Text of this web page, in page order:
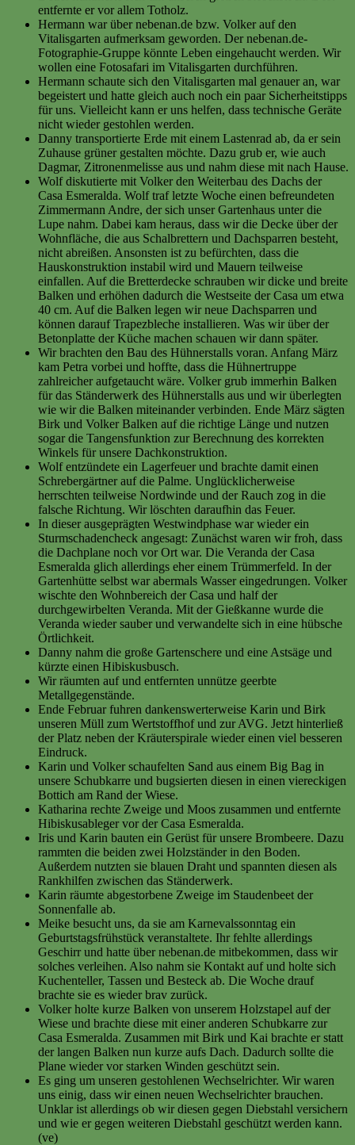
entfernte er vor allem Totholz.
Hermann war über nebenan.de bzw. Volker auf den
Vitalisgarten aufmerksam geworden. Der nebenan.de-
Fotographie-Gruppe könnte Leben eingehaucht werden. Wir
wollen eine Fotosafari im Vitalisgarten durchführen.
Hermann schaute sich den Vitalisgarten mal genauer an, war
begeistert und hatte gleich auch noch ein paar Sicherheitstipps
für uns. Vielleicht kann er uns helfen, dass technische Geräte
nicht wieder gestohlen werden.
Danny transportierte Erde mit einem Lastenrad ab, da er sein
Zuhause grüner gestalten möchte. Dazu grub er, wie auch
Dagmar, Zitronenmelisse aus und nahm diese mit nach Hause.
Wolf diskutierte mit Volker den Weiterbau des Dachs der
Casa Esmeralda. Wolf traf letzte Woche einen befreundeten
Zimmermann Andre, der sich unser Gartenhaus unter die
Lupe nahm. Dabei kam heraus, dass wir die Decke über der
Wohnfläche, die aus Schalbrettern und Dachsparren besteht,
nicht abreißen. Ansonsten ist zu befürchten, dass die
Hauskonstruktion instabil wird und Mauern teilweise
einfallen. Auf die Bretterdecke schrauben wir dicke und breite
Balken und erhöhen dadurch die Westseite der Casa um etwa
40 cm. Auf die Balken legen wir neue Dachsparren und
können darauf Trapezbleche installieren. Was wir über der
Betonplatte der Küche machen schauen wir dann später.
Wir brachten den Bau des Hühnerstalls voran. Anfang März
kam Petra vorbei und hoffte, dass die Hühnertruppe
zahlreicher aufgetaucht wäre. Volker grub immerhin Balken
für das Ständerwerk des Hühnerstalls aus und wir überlegten
wie wir die Balken miteinander verbinden. Ende März sägten
Birk und Volker Balken auf die richtige Länge und nutzen
sogar die Tangensfunktion zur Berechnung des korrekten
Winkels für unsere Dachkonstruktion.
Wolf entzündete ein Lagerfeuer und brachte damit einen
Schrebergärtner auf die Palme. Unglücklicherweise
herrschten teilweise Nordwinde und der Rauch zog in die
falsche Richtung. Wir löschten daraufhin das Feuer.
In dieser ausgeprägten Westwindphase war wieder ein
Sturmschadencheck angesagt: Zunächst waren wir froh, dass
die Dachplane noch vor Ort war. Die Veranda der Casa
Esmeralda glich allerdings eher einem Trümmerfeld. In der
Gartenhütte selbst war abermals Wasser eingedrungen. Volker
wischte den Wohnbereich der Casa und half der
durchgewirbelten Veranda. Mit der Gießkanne wurde die
Veranda wieder sauber und verwandelte sich in eine hübsche
Örtlichkeit.
Danny nahm die große Gartenschere und eine Astsäge und
kürzte einen Hibiskusbusch.
Wir räumten auf und entfernten unnütze geerbte
Metallgegenstände.
Ende Februar fuhren dankenswerterweise Karin und Birk
unseren Müll zum Wertstoffhof und zur AVG. Jetzt hinterließ
der Platz neben der Kräuterspirale wieder einen viel besseren
Eindruck.
Karin und Volker schaufelten Sand aus einem Big Bag in
unsere Schubkarre und bugsierten diesen in einen viereckigen
Bottich am Rand der Wiese.
Katharina rechte Zweige und Moos zusammen und entfernte
Hibiskusableger vor der Casa Esmeralda.
Iris und Karin bauten ein Gerüst für unsere Brombeere. Dazu
rammten die beiden zwei Holzständer in den Boden.
Außerdem nutzten sie blauen Draht und spannten diesen als
Rankhilfen zwischen das Ständerwerk.
Karin räumte abgestorbene Zweige im Staudenbeet der
Sonnenfalle ab.
Meike besucht uns, da sie am Karnevalssonntag ein
Geburtstagsfrühstück veranstaltete. Ihr fehlte allerdings
Geschirr und hatte über nebenan.de mitbekommen, dass wir
solches verleihen. Also nahm sie Kontakt auf und holte sich
Kuchenteller, Tassen und Besteck ab. Die Woche drauf
brachte sie es wieder brav zurück.
Volker holte kurze Balken von unserem Holzstapel auf der
Wiese und brachte diese mit einer anderen Schubkarre zur
Casa Esmeralda. Zusammen mit Birk und Kai brachte er statt
der langen Balken nun kurze aufs Dach. Dadurch sollte die
Plane wieder vor starken Winden geschützt sein.
Es ging um unseren gestohlenen Wechselrichter. Wir waren
uns einig, dass wir einen neuen Wechselrichter brauchen.
Unklar ist allerdings ob wir diesen gegen Diebstahl versichern
und wie er gegen weiteren Diebstahl geschützt werden kann.
(ve)